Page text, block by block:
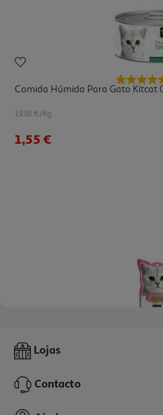
Comida Húmida Para Gato Kitcat
19.38 €/Kg
1,55 €
Comida Húmida Gato Kitcat
3,99 €
Lojas
Contacto